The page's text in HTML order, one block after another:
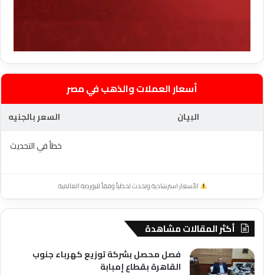
أسعار العملات والذهب في مصر
البيان
السعر بالجنيه
خطأ في التحديث
الأسعار استرشادية وتحدث لحظياً وفقاً للبورصة العالمية.
أكثر المقالات مشاهدة
فصل محصل بشركة توزيع كهرباء جنوب
القاهرة بقطاع إمبابة